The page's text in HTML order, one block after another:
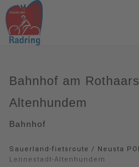
Bahnhof am
Altenhundem
Bahnhof
Sauerland-fietsroute / Neusta
Lennestadt-Altenhundem